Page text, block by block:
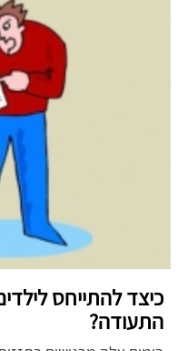
כיצד להתייחס
התעודה?